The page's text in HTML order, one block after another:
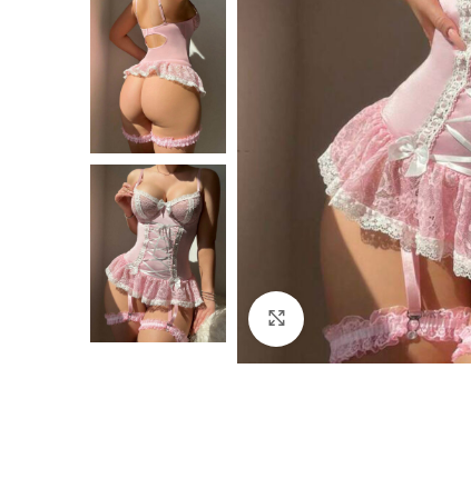
Click to enlarge